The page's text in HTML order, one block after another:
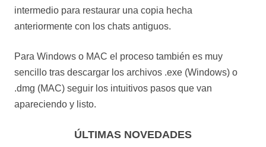
intermedio para restaurar una copia hecha
anteriormente con los chats antiguos.
Para Windows o MAC el proceso también es muy
sencillo tras descargar los archivos .exe (Windows) o
.dmg (MAC) seguir los intuitivos pasos que van
apareciendo y listo.
ÚLTIMAS NOVEDADES